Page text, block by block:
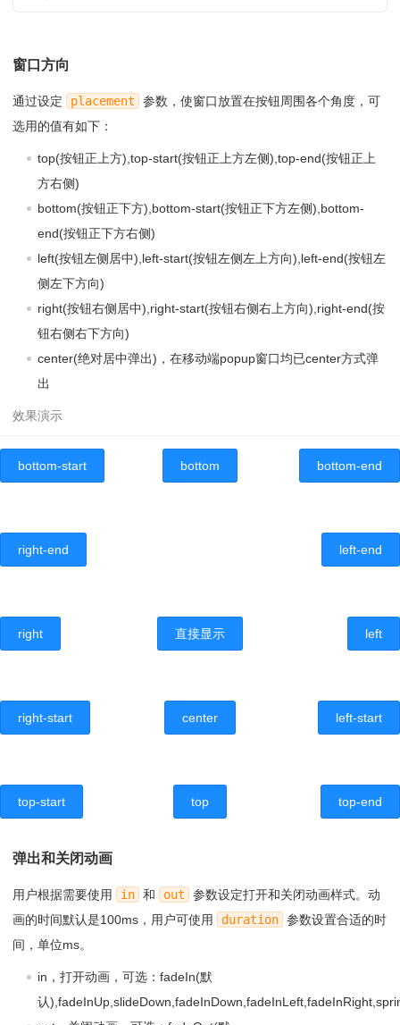
窗口方向
通过设定 placement
参数，使窗口放置在按钮周围各个角度，可
选用的值有如下：
top(按钮正上方),top-start(按钮正上方左侧),top-end(按钮正上
方右侧)
bottom(按钮正下方),bottom-start(按钮正下方左侧),bottom-
end(按钮正下方右侧)
left(按钮左侧居中),left-start(按钮左侧左上方向),left-end(按钮左
侧左下方向)
right(按钮右侧居中),right-start(按钮右侧右上方向),right-end(按
钮右侧右下方向)
center(绝对居中弹出)，在移动端popup窗口均已center方式弹
出
bottom-start bottom bottom-end
right-end left-end
right 直接显示 left
right-start center left-start
top-start top top-end
弹出和关闭动画
用户根据需要使用 in 和 out
参数设定打开和关闭动画样式。动
画的时间默认是100ms，用户可使用
duration 参数设置合适的时
间，单位ms。
in，打开动画，可选：fadeIn(默
认